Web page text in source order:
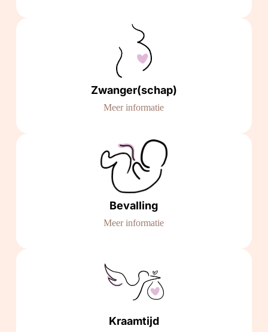
Zwanger(schap)
Meer informatie
Bevalling
Meer informatie
Kraamtijd